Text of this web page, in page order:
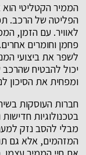
הממיר הקטליטי
הפליטה של הרכב.
לאוויר. עם הזמן,
פחמן וחומרים אחרים.
לשפר את ביצועי
יכול להבטיח
ומפחית את הסיכון
חברות העוסקות
בטכנולוגיות
מבלי להסב נזק
המזהמים, אלא גם